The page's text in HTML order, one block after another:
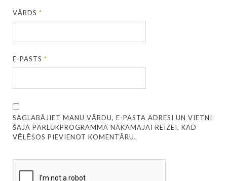
VĀRDS*
E-PASTS*
SAGLABĀJIET MANU VĀRDU, E-PASTA ADRESI UN VIETNI
ŠAJĀ PĀRLŪKPROGRAMMĀ NĀKAMAJAI REIZEI, KAD
VĒLĒŠOS PIEVIENOT KOMENTĀRU.